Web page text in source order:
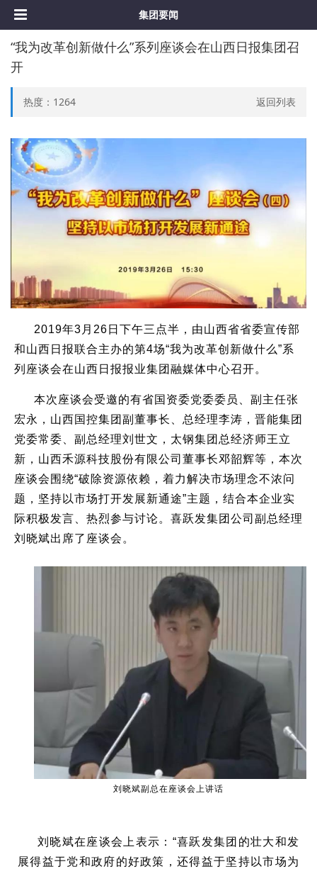
集团要闻
“我为改革创新做什么”系列座谈会在山西日报集团召
开
热度： 1264 返回列表
2019年3月26日下午三点半，由山西省省委宣传部
和山西日报联合主办的第4场“我为改革创新做什么”系
列座谈会在山西日报报业集团融媒体中心召开。
本次座谈会受邀的有省国资委党委委员、副主任张
宏永，山西国控集团副董事长、总经理李涛，晋能集团
党委常委、副总经理刘世文，太钢集团总经济师王立
新，山西禾源科技股份有限公司董事长邓韶辉等，本次
座谈会围绕“破除资源依赖，着力解决市场理念不浓问
题，坚持以市场打开发展新通途”主题，结合本企业实
际积极发言、热烈参与讨论。喜跃发集团公司副总经理
刘晓斌出席了座谈会。
刘晓斌副总在座谈会上讲话
刘晓斌在座谈会上表示：“喜跃发集团的壮大和发
展得益于党和政府的好政策，还得益于坚持以市场为